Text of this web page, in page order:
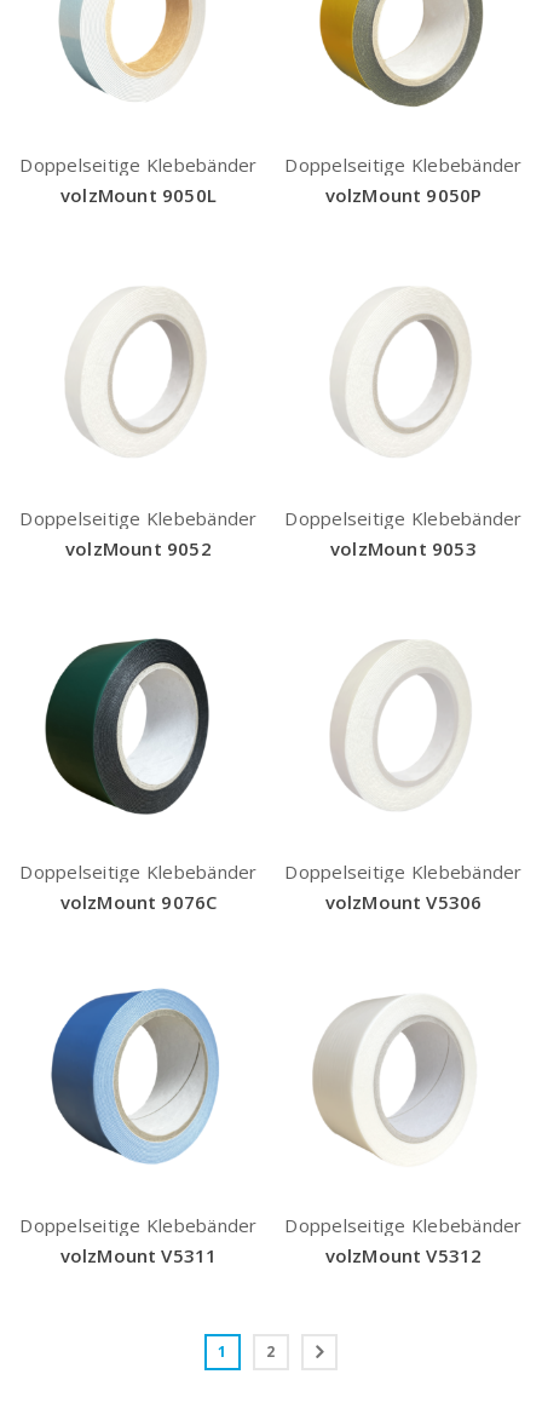
Doppelseitige Klebebänder
volzMount 9050L
Doppelseitige Klebebänder
volzMount 9050P
Doppelseitige Klebebänder
volzMount 9052
Doppelseitige Klebebänder
volzMount 9053
Doppelseitige Klebebänder
volzMount 9076C
Doppelseitige Klebebänder
volzMount V5306
Doppelseitige Klebebänder
volzMount V5311
Doppelseitige Klebebänder
volzMount V5312
1 2